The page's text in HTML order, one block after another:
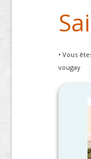
• Vous
vougay